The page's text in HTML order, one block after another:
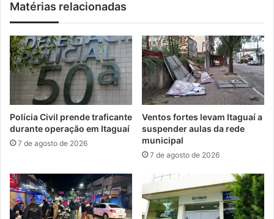
n
a
n
o
t
e
r
i
n
a
l
e
f
t
i
v
n
e
p
r
e
g
Matérias relacionadas
Polícia Civil prende traficante
durante operação em Itaguaí
7 de agosto de 2026
Ventos fortes levam Itaguaí a
suspender aulas da rede
municipal
7 de agosto de 2026